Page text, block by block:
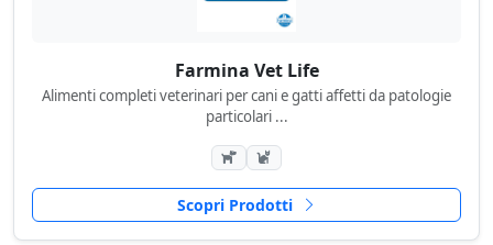
Farmina Vet Life
Alimenti completi veterinari per cani e gatti affetti da patologie
particolari ...
Scopri Prodotti